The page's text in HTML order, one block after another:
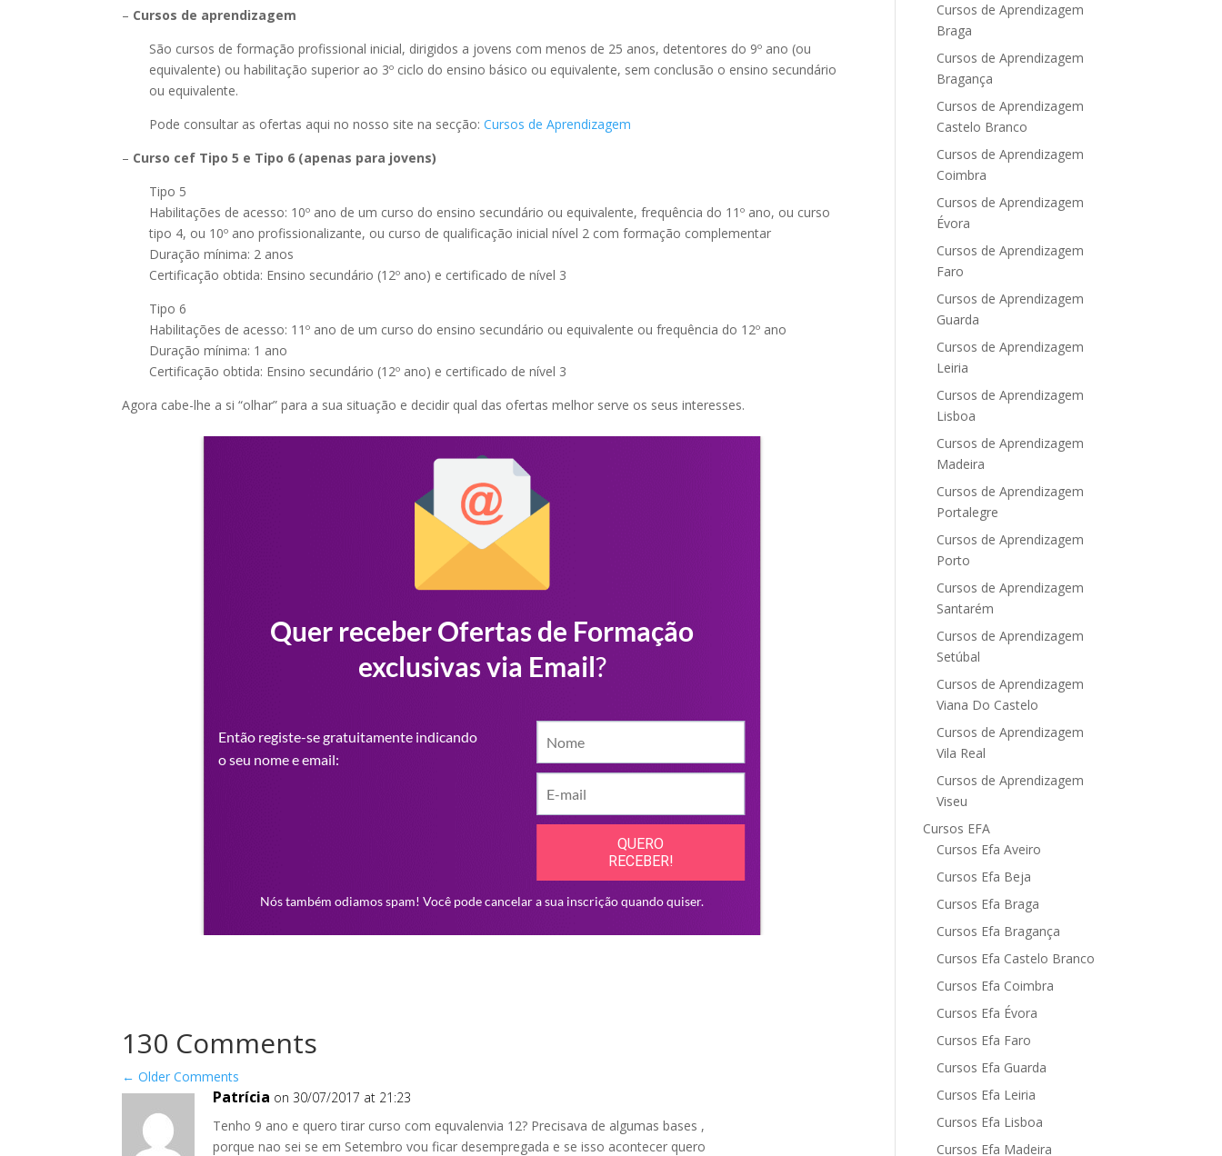
– Cursos de aprendizagem
São cursos de formação profissional inicial, dirigidos a jovens com menos de 25 anos, detentores do 9º ano (ou
equivalente) ou habilitação superior ao 3º ciclo do ensino básico ou equivalente, sem conclusão o ensino secundário
ou equivalente.
Pode consultar as ofertas aqui no nosso site na secção:Cursos de Aprendizagem
– Curso cef Tipo 5 e Tipo 6 (apenas para jovens)
Tipo 5
Habilitações de acesso: 10º ano de um curso do ensino secundário ou equivalente, frequência do 11º ano, ou curso
tipo 4, ou 10º ano profissionalizante, ou curso de qualificação inicial nível 2 com formação complementar
Duração mínima: 2 anos
Certificação obtida: Ensino secundário (12º ano) e certificado de nível 3
Tipo 6
Habilitações de acesso: 11º ano de um curso do ensino secundário ou equivalente ou frequência do 12º ano
Duração mínima: 1 ano
Certificação obtida: Ensino secundário (12º ano) e certificado de nível 3
Agora cabe-lhe a si “olhar” para a sua situação e decidir qual das ofertas melhor serve os seus interesses.
130 Comments
← Older Comments
Patrícia on 30/07/2017 at 21:23
Tenho 9 ano e quero tirar curso com equvalenvia 12? Precisava de algumas bases ,
porque nao sei se em Setembro vou ficar desempregada e se isso acontecer quero
Cursos de Aprendizagem
Braga
Cursos de Aprendizagem
Bragança
Cursos de Aprendizagem
Castelo Branco
Cursos de Aprendizagem
Coimbra
Cursos de Aprendizagem
Évora
Cursos de Aprendizagem
Faro
Cursos de Aprendizagem
Guarda
Cursos de Aprendizagem
Leiria
Cursos de Aprendizagem
Lisboa
Cursos de Aprendizagem
Madeira
Cursos de Aprendizagem
Portalegre
Cursos de Aprendizagem
Porto
Cursos de Aprendizagem
Santarém
Cursos de Aprendizagem
Setúbal
Cursos de Aprendizagem
Viana Do Castelo
Cursos de Aprendizagem
Vila Real
Cursos de Aprendizagem
Viseu
Cursos EFA
Cursos Efa Aveiro
Cursos Efa Beja
Cursos Efa Braga
Cursos Efa Bragança
Cursos Efa Castelo Branco
Cursos Efa Coimbra
Cursos Efa Évora
Cursos Efa Faro
Cursos Efa Guarda
Cursos Efa Leiria
Cursos Efa Lisboa
Cursos Efa Madeira